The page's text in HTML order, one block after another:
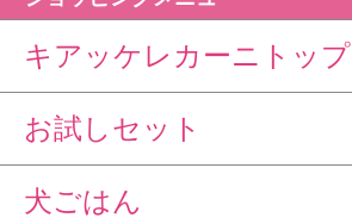
キアッケレカーニトップ
お試しセット
犬ごはん